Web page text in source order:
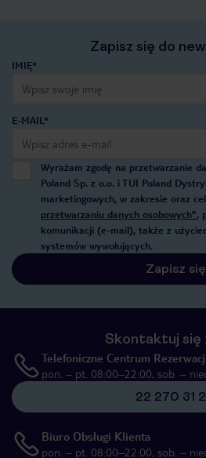
Zapisz się do
IMIĘ*
E-MAIL*
Wyrażam zgodę na przetwarzanie
Poland Sp. z o.o. i TUI Poland
marketingowych, w zakresie oraz
przetwarzaniu danych osobowych”,
komunikacji (e-mail), także z
systemów wywołujących.
Zapisz się
Skontaktuj się
Telefoniczne Centrum
pon. – pt. 08:00–22:00, sob. –
22 270 31
Biuro Obsługi Klienta
pon. – pt. 08:00–22:00, sob. –